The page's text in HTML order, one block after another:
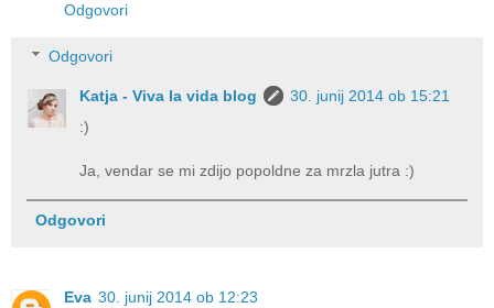
Odgovori
Odgovori
Katja - Viva la vida blog
30. junij 2014 ob 15:21
:)
Ja, vendar se mi zdijo popoldne za mrzla jutra :)
Odgovori
Eva 30. junij 2014 ob 12:23